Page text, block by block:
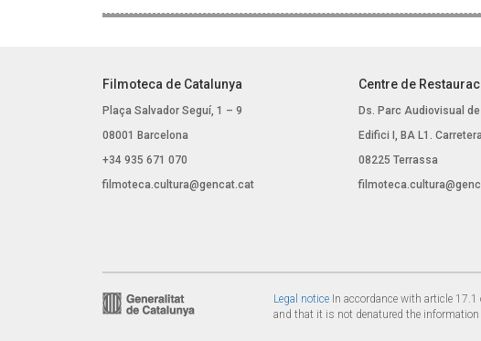
Filmoteca de Catalunya
Plaça Salvador Seguí, 1 – 9
08001 Barcelona
+34 935 671 070
filmoteca.cultura@gencat.cat
Centre de
Ds. Parc Audiovisual
Edifici I, BA L1.
08225 Terrassa
Legal noticeIn accordance with article 17.1
and that it is not denatured the